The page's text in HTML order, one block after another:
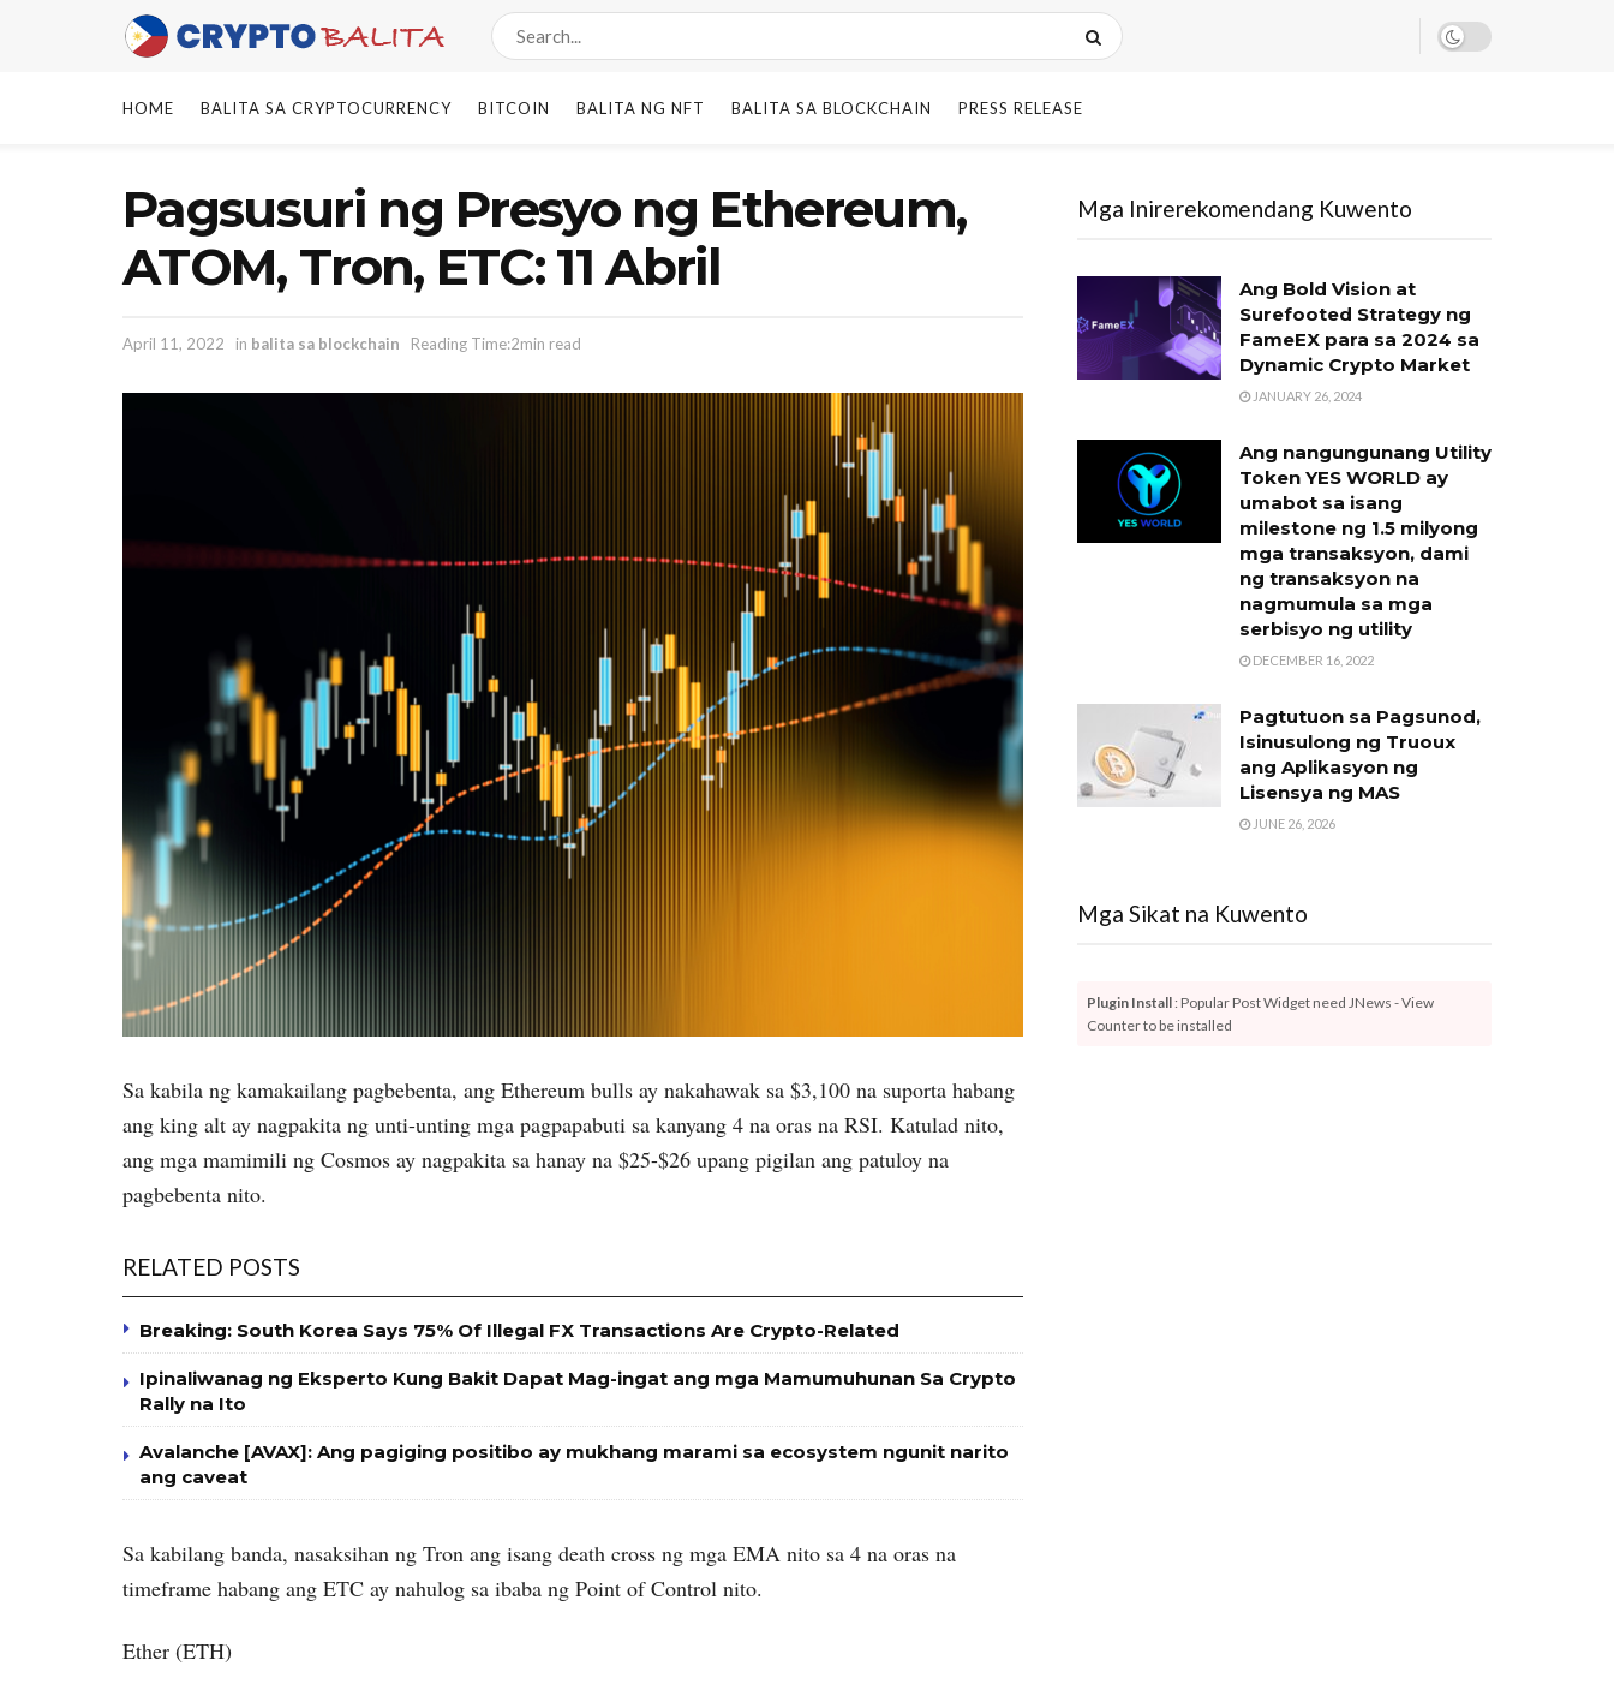
HOME BALITA SA CRYPTOCURRENCY BITCOIN BALITA NG NFT BALITA SA BLOCKCHAIN PRESS RELEASE
Pagsusuri ng Presyo ng Ethereum,
ATOM, Tron, ETC: 11 Abril
April 11, 2022 in balita sa blockchain Reading Time:2min read
Sa kabila ng kamakailang pagbebenta, ang Ethereum bulls ay nakahawak sa $3,100 na suporta habang
ang king alt ay nagpakita ng unti-unting mga pagpapabuti sa kanyang 4 na oras na RSI. Katulad nito,
ang mga mamimili ng Cosmos ay nagpakita sa hanay na $25-$26 upang pigilan ang patuloy na
pagbebenta nito.
RELATED POSTS
Breaking: South Korea Says 75% Of Illegal FX Transactions Are Crypto-Related
Ipinaliwanag ng Eksperto Kung Bakit Dapat Mag-ingat ang mga Mamumuhunan Sa Crypto
Rally na Ito
Avalanche [AVAX]: Ang pagiging positibo ay mukhang marami sa ecosystem ngunit narito
ang caveat
Sa kabilang banda, nasaksihan ng Tron ang isang death cross ng mga EMA nito sa 4 na oras na
timeframe habang ang ETC ay nahulog sa ibaba ng Point of Control nito.
Ether (ETH)
Mga Inirerekomendang Kuwento
Ang Bold Vision at
Surefooted Strategy ng
FameEX para sa 2024 sa
Dynamic Crypto Market
JANUARY 26, 2024
Ang nangungunang Utility
Token YES WORLD ay
umabot sa isang
milestone ng 1.5 milyong
mga transaksyon, dami
ng transaksyon na
nagmumula sa mga
serbisyo ng utility
DECEMBER 16, 2022
Pagtutuon sa Pagsunod,
Isinusulong ng Truoux
ang Aplikasyon ng
Lisensya ng MAS
JUNE 26, 2026
Mga Sikat na Kuwento
Plugin Install : Popular Post Widget need JNews - View
Counter to be installed